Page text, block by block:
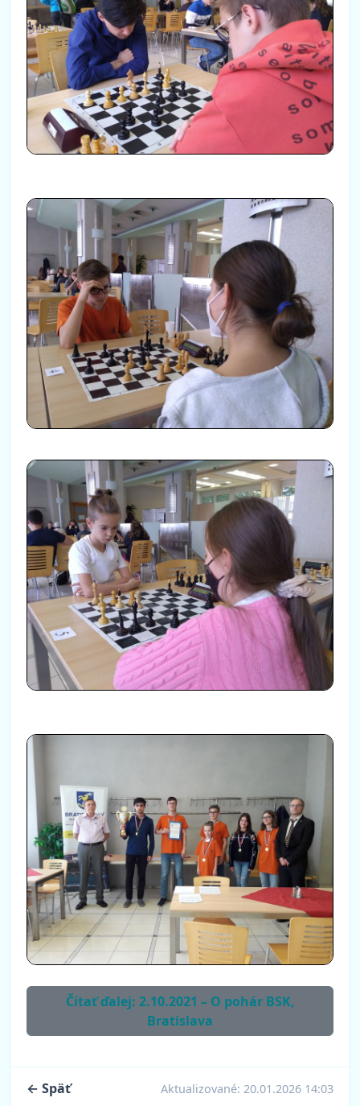
Čítať ďalej: 2.10.2021 – O pohár BSK,
Bratislava
← Späť Aktualizované: 20.01.2026 14:03